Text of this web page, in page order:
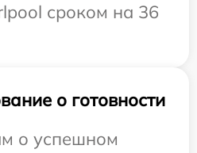
сроком на 36
о готовности
о успешном